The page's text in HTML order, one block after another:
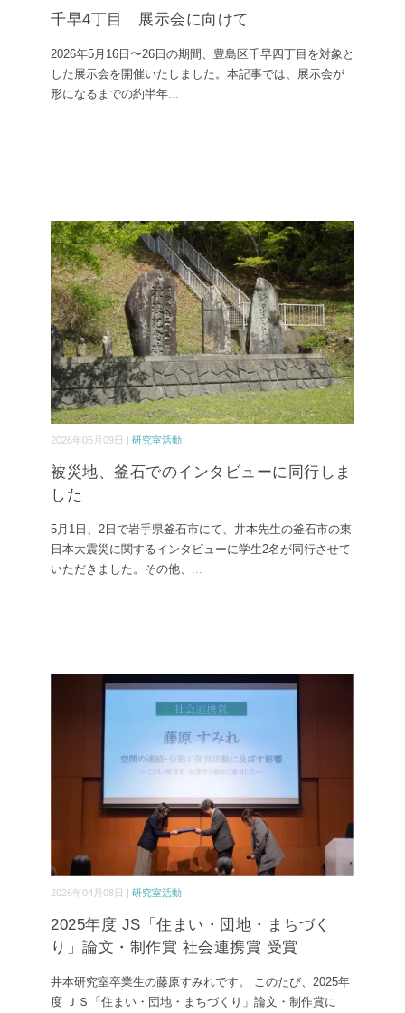
千早4丁目 展示会に向けて
2026年5月16日〜26日の期間、豊島区千早四丁目を対象と
した展示会を開催いたしました。本記事では、展示会が
形になるまでの約半年
2026年05月09日 | 研究室活動
被災地、釜石でのインタビューに同行しま
した
5月1日、2日で岩手県釜石市にて、井本先生の釜石市の東
日本大震災に関するインタビューに学生2名が同行させて
いただきました。その他、
2026年04月08日 | 研究室活動
2025年度 JS「住まい・団地・まちづく
り」論文・制作賞 社会連携賞 受賞
井本研究室卒業生の藤原すみれです。 このたび、2025年
度 ＪＳ「住まい・団地・まちづくり」論文・制作賞に